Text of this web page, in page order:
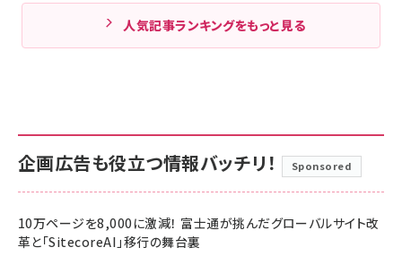
人気記事ランキングをもっと見る
企画広告も役立つ情報バッチリ！ Sponsored
10万ページを8,000に激減！ 富士通が挑んだグローバルサイト改
革と「SitecoreAI」移行の舞台裏